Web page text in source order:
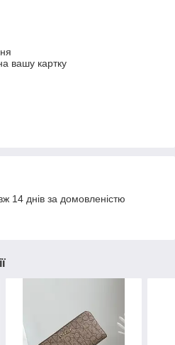
вашу картку
14 днів за домовленістю